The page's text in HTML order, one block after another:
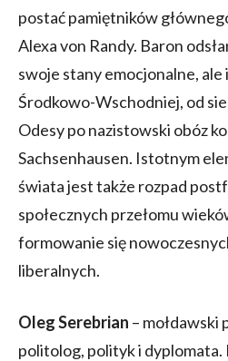
postać pamiętników
Alexa von Randy. Baron
swoje stany emocjonalne, ale
Środkowo-Wschodniej, od
Odesy po nazistowski obóz
Sachsenhausen. Istotnym
świata jest także rozpad
społecznych przełomu
formowanie się
liberalnych.
Oleg Serebrian – mołdawski
politolog, polityk i dyplomata.